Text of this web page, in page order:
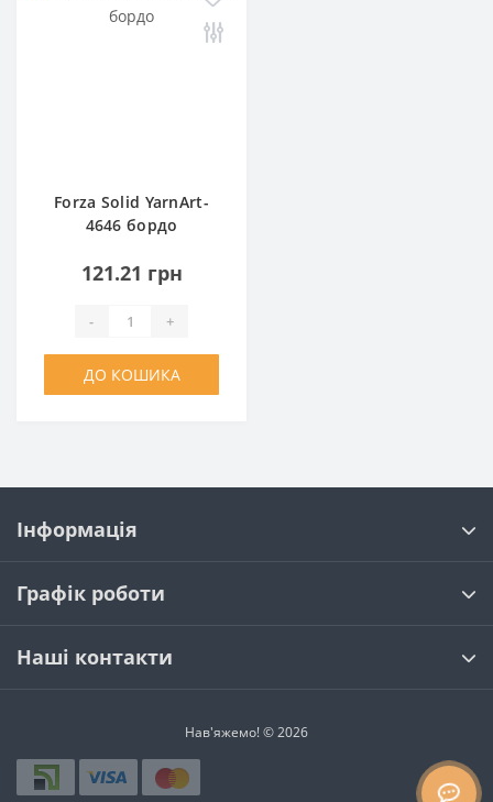
Forza Solid YarnArt-
4646 бордо
121.21 грн
- +
ДО КОШИКА
Інформація
Графік роботи
Наші контакти
Нав'яжемо! © 2026